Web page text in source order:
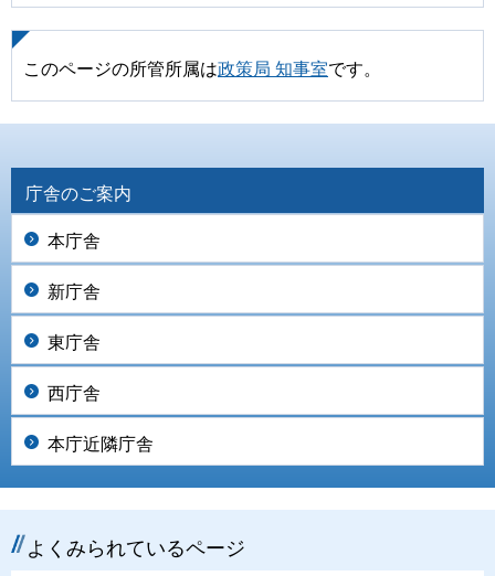
このページの所管所属は政策局 知事室です。
庁舎のご案内
本庁舎
新庁舎
東庁舎
西庁舎
本庁近隣庁舎
よくみられているページ